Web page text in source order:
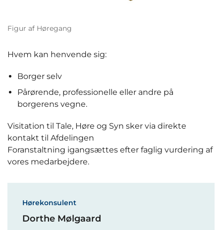
Figur af Høregang
Hvem kan henvende sig:
Borger selv
Pårørende, professionelle eller andre på
borgerens vegne.
Visitation til Tale, Høre og Syn sker via direkte
kontakt til Afdelingen
Foranstaltning igangsættes efter faglig vurdering af
vores medarbejdere.
Hørekonsulent
Dorthe Mølgaard